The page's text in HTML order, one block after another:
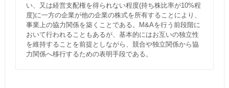
い、又は経営支配権を得られない程度(持ち株比率が10%程
度)に一方の企業が他の企業の株式を所有することにより、
事業上の協力関係を築くことである。M&Aを行う前段階に
おいて行われることもあるが、基本的にはお互いの独立性
を維持することを前提としながら、競合や独立関係から協
力関係へ移行するための表明手段である。